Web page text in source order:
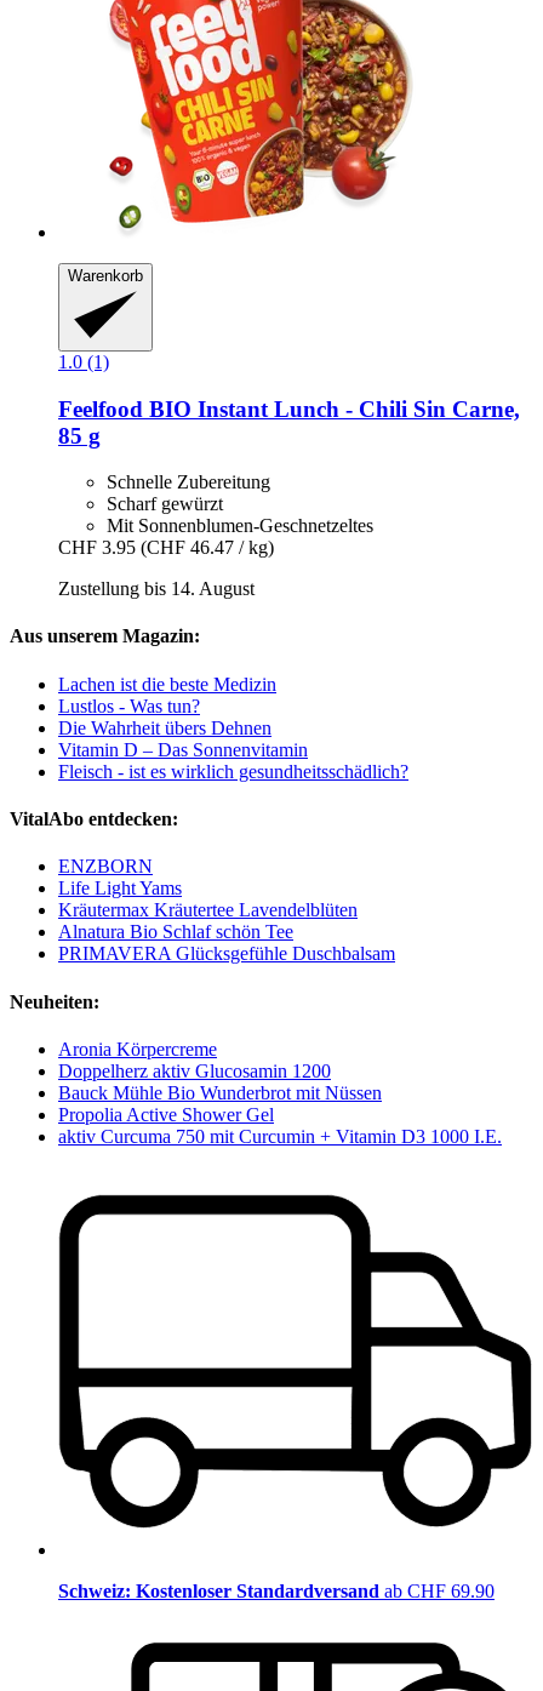
Warenkorb
1.0 (1)
Feelfood BIO Instant Lunch -​ Chili Sin Carne,
85 g
Schnelle Zubereitung
Scharf gewürzt
Mit Sonnenblumen-Geschnetzeltes
CHF 3.95 (CHF 46.47 / kg)
Zustellung bis 14. August
Aus unserem Magazin:
Lachen ist die beste Medizin
Lustlos - Was tun?
Die Wahrheit übers Dehnen
Vitamin D – Das Sonnenvitamin
Fleisch - ist es wirklich gesundheitsschädlich?
VitalAbo entdecken:
ENZBORN
Life Light Yams
Kräutermax Kräutertee Lavendelblüten
Alnatura Bio Schlaf schön Tee
PRIMAVERA Glücksgefühle Duschbalsam
Neuheiten:
Aronia Körpercreme
Doppelherz aktiv Glucosamin 1200
Bauck Mühle Bio Wunderbrot mit Nüssen
Propolia Active Shower Gel
aktiv Curcuma 750 mit Curcumin + Vitamin D3 1000 I.E.
Schweiz: Kostenloser Standardversand ab CHF 69.90